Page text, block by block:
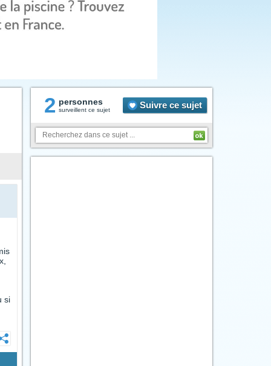
si
2 personnes
surveillent ce sujet Suivre ce sujet